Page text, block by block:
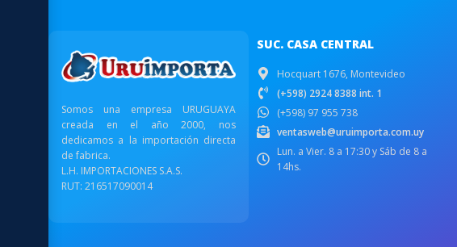
Somos una empresa URUGUAYA
creada en el año 2000, nos
dedicamos a la importación directa
de fabrica.
L.H. IMPORTACIONES S.A.S.
RUT: 216517090014
SUC. CASA CENTRAL
Hocquart 1676, Montevideo
(+598) 2924 8388 int. 1
(+598) 97 955 738
ventasweb@uruimporta.com.uy
Lun. a Vier. 8 a 17:30 y Sáb de 8 a
14hs.